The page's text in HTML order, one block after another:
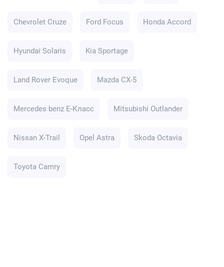
Chevrolet Cruze Ford Focus Honda Accord
Hyundai Solaris Kia Sportage
Land Rover Evoque Mazda CX-5
Mercedes benz E-Класс Mitsubishi Outlander
Nissan X-Trail Opel Astra Skoda Octavia
Toyota Camry